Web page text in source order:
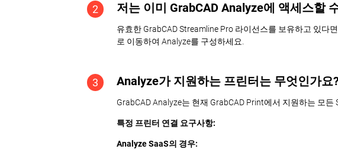
2 저는 이미 GrabCAD Analyze에 액세스할
유효한 GrabCAD Streamline Pro 라이선스를 보유하고 있다
로 이동하여 Analyze를 구성하세요.
3 Analyze가 지원하는 프린터는 무엇인가요
GrabCAD Analyze는 현재 GrabCAD Print에서 지원하는 모
특정 프린터 연결 요구사항:
Analyze SaaS의 경우: